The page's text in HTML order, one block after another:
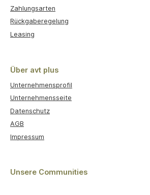
Zahlungsarten
Rückgaberegelung
Leasing
Über avt plus
Unternehmensprofil
Unternehmensseite
Datenschutz
AGB
Impressum
Unsere Communities